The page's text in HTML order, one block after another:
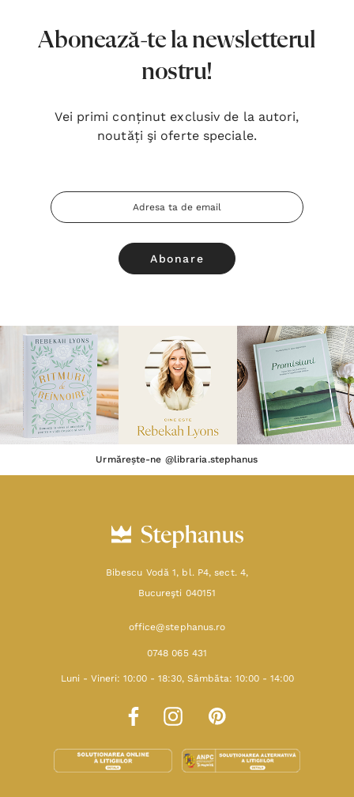
Abonează-te la newsletterul
nostru!
Vei primi conținut exclusiv de la autori,
noutăți şi oferte speciale.
Adresa
Email
Urmărește-ne @libraria.stephanus
Bibescu Vodă 1, bl. P4, sect. 4,
Bucureşti 040151
office@stephanus.ro
0748 065 431
Luni - Vineri: 10:00 - 18:30, Sâmbăta: 10:00 - 14:00